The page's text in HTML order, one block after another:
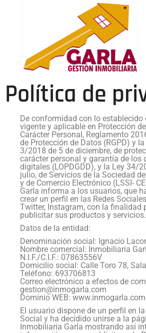
Política de
De conformidad con lo establecido
vigente y aplicable en Protección
Carácter Personal, Reglamento
de Protección de Datos (RGPD) y
3/2018 de 5 de diciembre, de
carácter personal y garantía de los
digitales (LOPDGDD), y la Ley 34/
julio, de Servicios de la Sociedad
y de Comercio Electrónico (LSSI-
Garla informa a los usuarios, que
crear un perfil en las Redes
Twitter, Instagram, con la finalidad
publicitar sus productos y servicios.
Datos de la entidad:
Denominación social: Ignacio
Nombre comercial: Inmobiliaria
N.I.F./C.I.F.: 07863556V
Domicilio social: Calle Toro 78,
Teléfono: 693706813
Correo electrónico a efectos de
gestion@inmogarla.com
Dominio WEB: www.inmogarla.com
El usuario dispone de un perfil en
Social y ha decidido unirse a la
Inmobiliaria Garla mostrando así